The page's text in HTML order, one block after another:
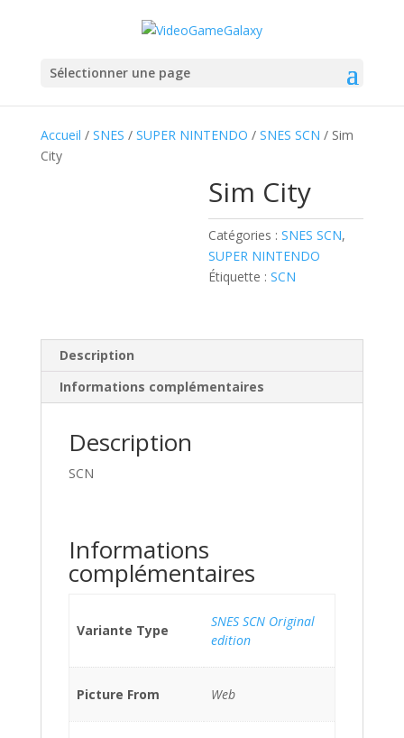
Sélectionner une page
Accueil / SNES / SUPER NINTENDO / SNES SCN / Sim
City
Sim City
Catégories :SNES SCN,
SUPER NINTENDO
Étiquette :SCN
Description
Informations complémentaires
Description
SCN
Informations
complémentaires
Variante Type
SNES SCN Original
edition
Picture From Web